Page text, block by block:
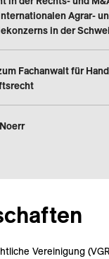
Agrar-
in der
Fachanwalt für
Vereinigung